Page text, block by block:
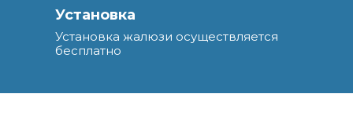
Установка
Установка жалюзи осуществляется
бесплатно